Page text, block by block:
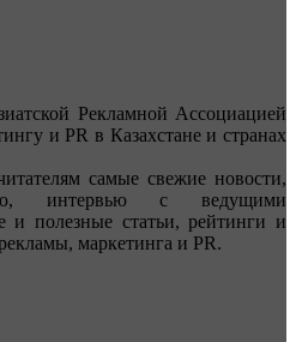
Рекламной Ассоциацией
и PR в Казахстане и странах
самые свежие новости,
интервью с ведущими
и полезные статьи, рейтинги и
маркетинга и PR.